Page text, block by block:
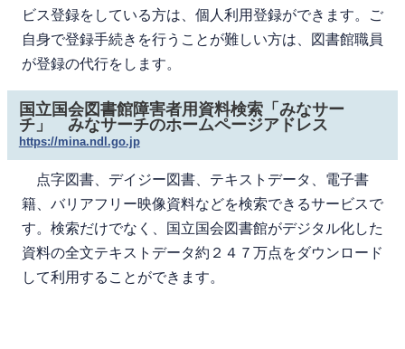
ビス登録をしている方は、個人利用登録ができます。ご
自身で登録手続きを行うことが難しい方は、図書館職員
が登録の代行をします。
国立国会図書館障害者用資料検索「みなサー
チ」 みなサーチのホームページアドレス
https://mina.ndl.go.jp
点字図書、デイジー図書、テキストデータ、電子書
籍、バリアフリー映像資料などを検索できるサービスで
す。検索だけでなく、国立国会図書館がデジタル化した
資料の全文テキストデータ約２４７万点をダウンロード
して利用することができます。